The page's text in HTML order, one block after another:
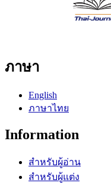
ภาษา
English
ภาษาไทย
Information
สำหรับผู้อ่าน
สำหรับผู้แต่ง